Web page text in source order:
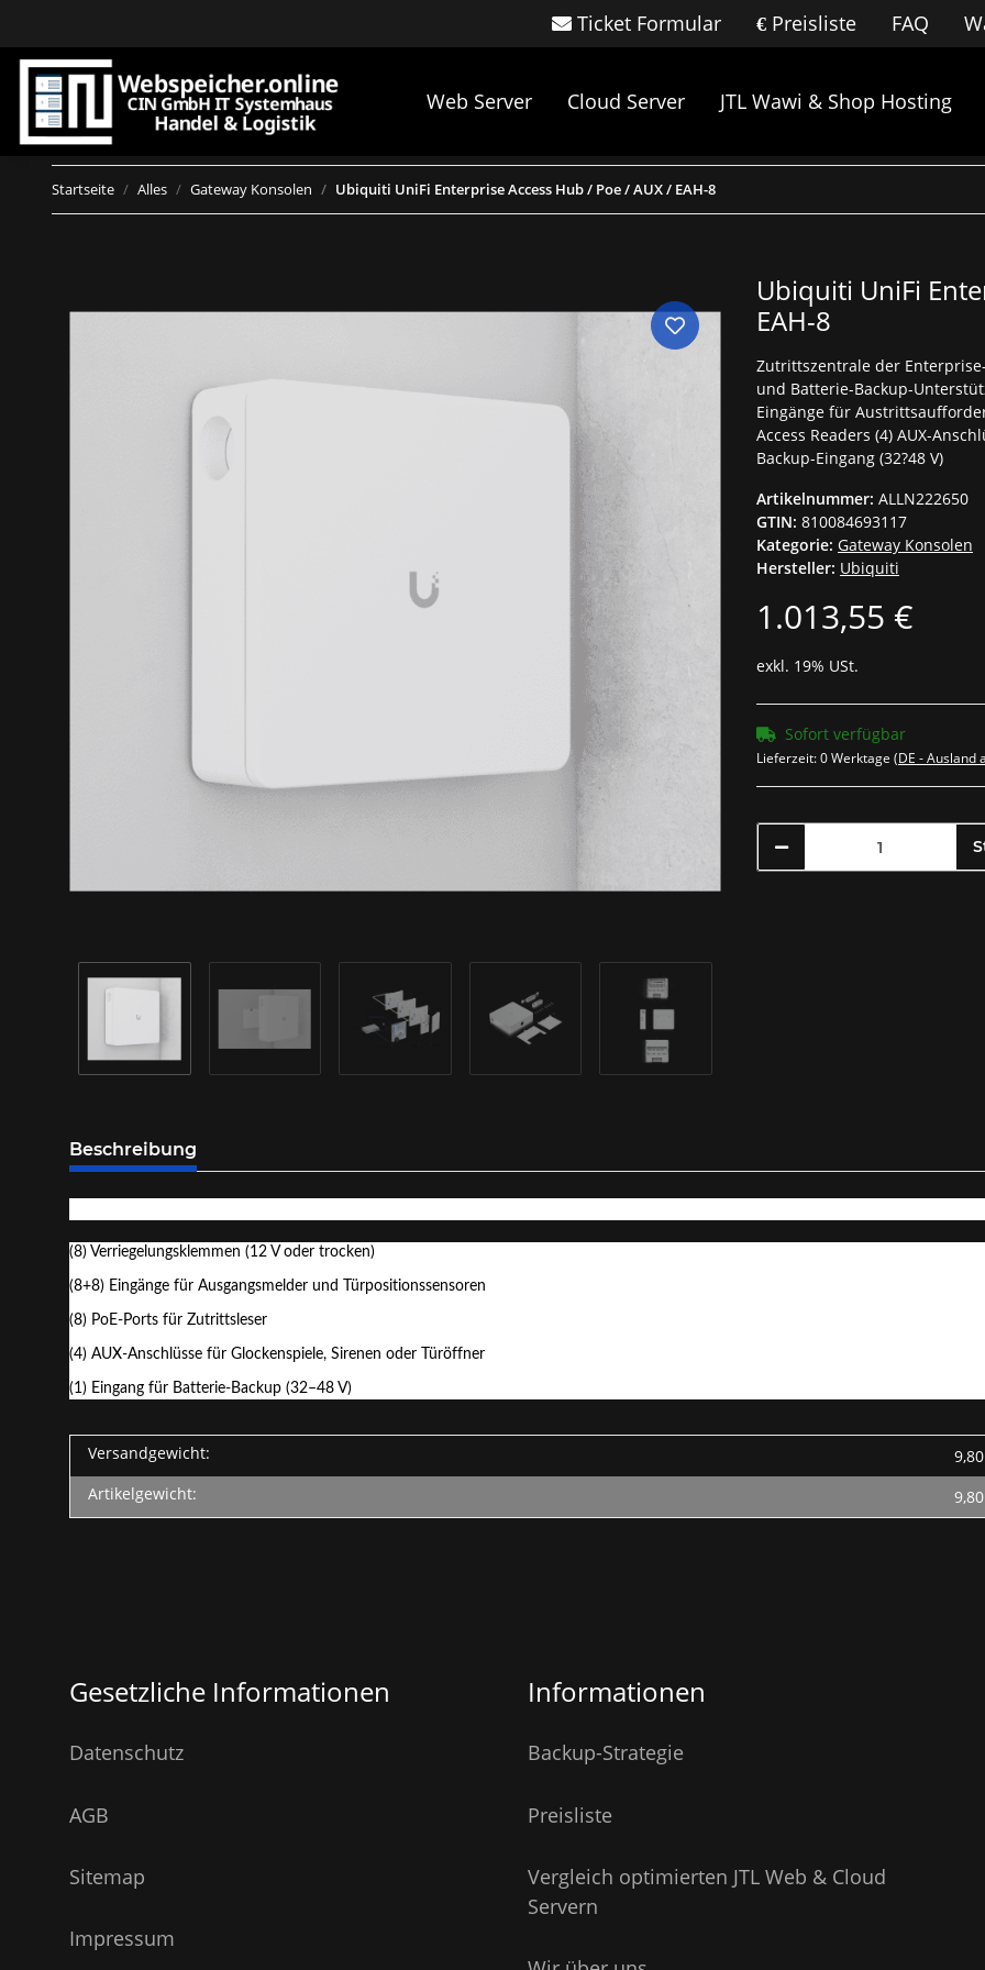
Ticket Formular Preisliste FAQ
Web Server Cloud Server JTL Wawi & Shop Hosting
Startseite Alles Gateway Konsolen Ubiquiti UniFi Enterprise Access Hub / Poe / AUX / EAH-8
Ubiquiti UniFi
EAH-8
Zutrittszentrale der
und Batterie-Backup-
Eingänge für
Access Readers (4) AUX-
Backup-Eingang (32?48 V)
Artikelnummer: ALLN222650
GTIN: 810084693117
Kategorie: Gateway Konsolen
Hersteller: Ubiquiti
1.013,55 €
exkl. 19% USt.
Sofort verfügbar
Lieferzeit:0 Werktage (DE - Ausland
Beschreibung
(8) Verriegelungsklemmen (12 V oder trocken)
(8+8) Eingänge für Ausgangsmelder und Türpositionssensoren
(8) PoE-Ports für Zutrittsleser
(4) AUX-Anschlüsse für Glockenspiele, Sirenen oder Türöffner
(1) Eingang für Batterie-Backup (32–48 V)
Versandgewicht:
Artikelgewicht:
9,80
Gesetzliche Informationen
Datenschutz
AGB
Sitemap
Impressum
Informationen
Backup-Strategie
Preisliste
Vergleich optimierten JTL Web & Cloud
Servern